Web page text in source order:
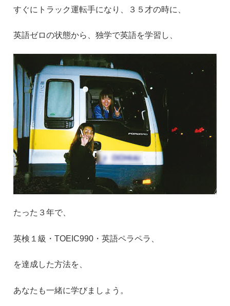
すぐにトラック運転手になり、３５才の時に、
英語ゼロの状態から、独学で英語を学習し、
たった３年で、
英検１級・ TOEIC990 ・英語ペラペラ、
を達成した方法を、
あなたも一緒に学びましょう。